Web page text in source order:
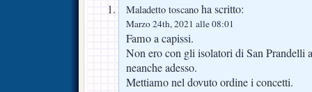
Maladetto toscano ha scritto:
Marzo 24th, 2021 alle 08:01
Famo a capissi.
Non ero con gli isolatori di San Prandelli
neanche adesso.
Mettiamo nel dovuto ordine i concetti.